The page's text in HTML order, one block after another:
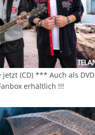
jetzt (CD) *** Auch als DVD
erhältlich !!!